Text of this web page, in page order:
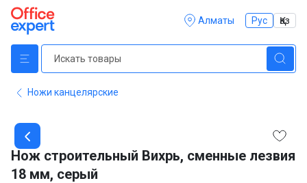
Алматы Рус Қаз
Ножи канцелярские
Item
1
of
1
Нож строительный Вихрь, сменные лезвия
18 мм, серый